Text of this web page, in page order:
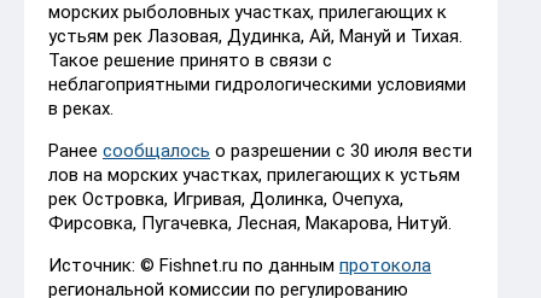
морских рыболовных участках, прилегающих к
устьям рек Лазовая, Дудинка, Ай, Мануй и Тихая.
Такое решение принято в связи с
неблагоприятными гидрологическими условиями
в реках.
Ранее сообщалось о разрешении с 30 июля вести
лов на морских участках, прилегающих к устьям
рек Островка, Игривая, Долинка, Очепуха,
Фирсовка, Пугачевка, Лесная, Макарова, Нитуй.
Источник: © Fishnet.ru по данным протокола
региональной комиссии по регулированию